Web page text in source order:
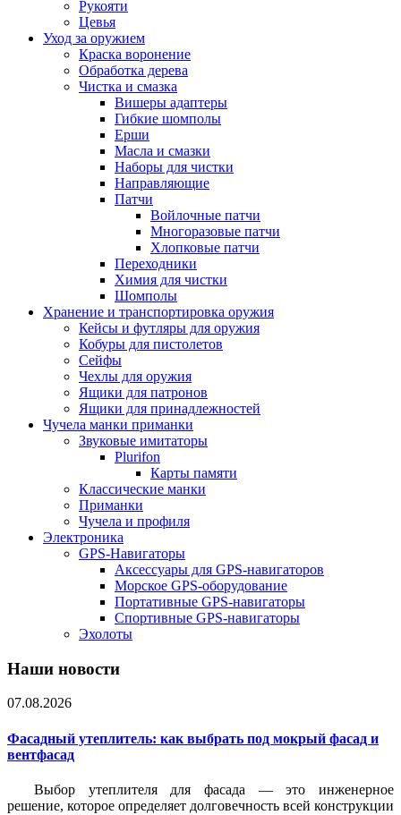
Рукояти
Цевья
Уход за оружием
Краска воронение
Обработка дерева
Чистка и смазка
Вишеры адаптеры
Гибкие шомполы
Ерши
Масла и смазки
Наборы для чистки
Направляющие
Патчи
Войлочные патчи
Многоразовые патчи
Хлопковые патчи
Переходники
Химия для чистки
Шомполы
Хранение и транспортировка оружия
Кейсы и футляры для оружия
Кобуры для пистолетов
Сейфы
Чехлы для оружия
Ящики для патронов
Ящики для принадлежностей
Чучела манки приманки
Звуковые имитаторы
Plurifon
Карты памяти
Классические манки
Приманки
Чучела и профиля
Электроника
GPS-Навигаторы
Аксессуары для GPS-навигаторов
Морское GPS-оборудование
Портативные GPS-навигаторы
Спортивные GPS-навигаторы
Эхолоты
Наши новости
07.08.2026
Фасадный утеплитель: как выбрать под мокрый фасад и
вентфасад
Выбор утеплителя для фасада — это инженерное
решение, которое определяет долговечность всей конструкции